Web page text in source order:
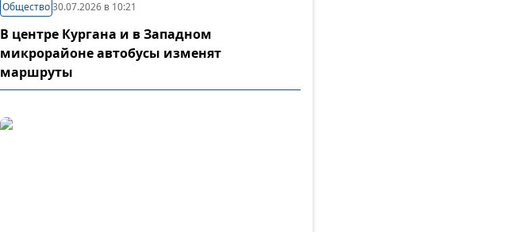
Общество 30.07.2026 в 10:21
В центре Кургана и в Западном
микрорайоне автобусы изменят
маршруты